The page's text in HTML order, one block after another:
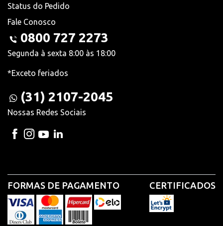
Status do Pedido
Fale Conosco
0800 727 2273
Segunda à sexta 8:00 às 18:00
*Exceto feriados
(31) 2107-2045
Nossas Redes Sociais
FORMAS DE PAGAMENTO CERTIFICADOS